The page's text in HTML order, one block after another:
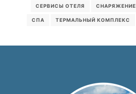
СЕРВИСЫ ОТЕЛЯ СНАРЯЖЕНИЕ
СПА ТЕРМАЛЬНЫЙ КОМПЛЕКС